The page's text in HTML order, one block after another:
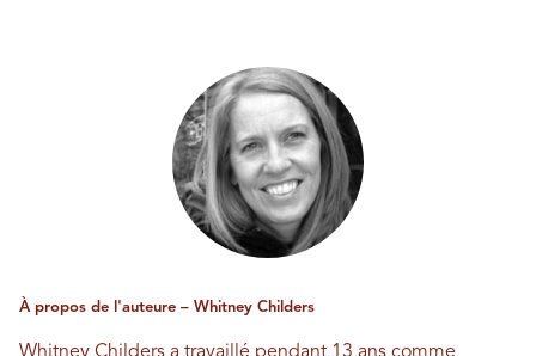
À propos de l'auteure – Whitney Childers